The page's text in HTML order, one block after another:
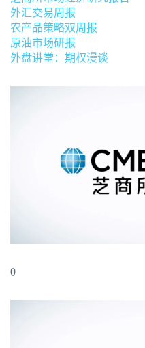
外汇交易周报
农产品策略双周报
原油市场研报
外盘讲堂：期权漫谈
0